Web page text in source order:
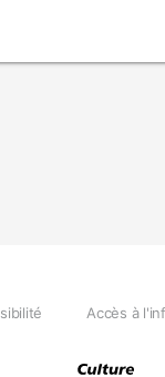
Accès à